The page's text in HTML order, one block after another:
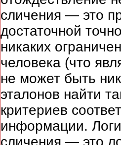
сличения — это
достаточной
никаких
человека (что
не может быть
эталонов найти
критериев
информации.
сличения — это